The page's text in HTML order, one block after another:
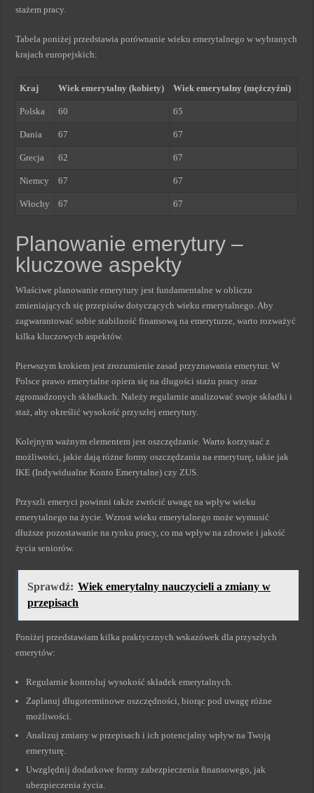
stażem pracy.
Tabela poniżej przedstawia porównanie wieku emerytalnego w wybranych
krajach europejskich:
Kraj Wiek emerytalny (kobiety) Wiek emerytalny (mężczyźni)
Polska 60 65
Dania 67 67
Grecja 62 67
Niemcy 67 67
Włochy 67 67
Planowanie emerytury –
kluczowe aspekty
Właściwe planowanie emerytury jest fundamentalne w obliczu
zmieniających się przepisów dotyczących wieku emerytalnego. Aby
zagwarantować sobie stabilność finansową na emeryturze, warto rozważyć
kilka kluczowych aspektów.
Pierwszym krokiem jest zrozumienie zasad przyznawania emerytur. W
Polsce prawo emerytalne opiera się na długości stażu pracy oraz
zgromadzonych składkach. Należy regularnie analizować swoje składki i
staż, aby określić wysokość przyszłej emerytury.
Kolejnym ważnym elementem jest oszczędzanie. Warto korzystać z
możliwości, jakie dają różne formy oszczędzania na emeryturę, takie jak
IKE (Indywidualne Konto Emerytalne) czy ZUS.
Przyszli emeryci powinni także zwrócić uwagę na wpływ wieku
emerytalnego na życie. Wzrost wieku emerytalnego może wymusić
dłuższe pozostawanie na rynku pracy, co ma wpływ na zdrowie i jakość
życia seniorów.
Sprawdź: Wiek emerytalny nauczycieli a zmiany w
przepisach
Poniżej przedstawiam kilka praktycznych wskazówek dla przyszłych
emerytów:
Regularnie kontroluj wysokość składek emerytalnych.
Zaplanuj długoterminowe oszczędności, biorąc pod uwagę różne
możliwości.
Analizuj zmiany w przepisach i ich potencjalny wpływ na Twoją
emeryturę.
Uwzględnij dodatkowe formy zabezpieczenia finansowego, jak
ubezpieczenia życia.